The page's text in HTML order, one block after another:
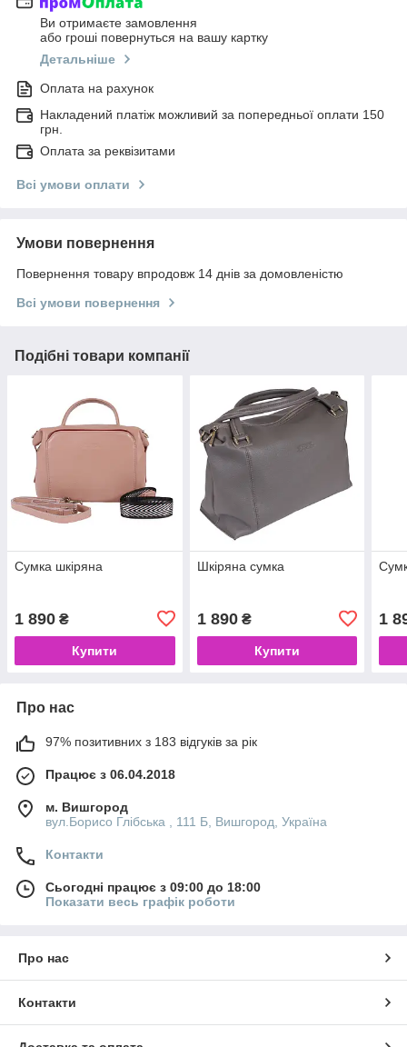
Ви отримаєте замовлення
або гроші повернуться на вашу картку
Детальніше
Оплата на рахунок
Накладений платіж можливий за попередньої оплати 150
грн.
Оплата за реквізитами
Всі умови оплати
Умови повернення
Повернення товару впродовж 14 днів за домовленістю
Всі умови повернення
Подібні товари компанії
Сумка шкіряна
1 890 ₴
Купити
Шкіряна сумка
1 890₴
Купити
1
Про нас
97% позитивних з 183 відгуків за рік
Працює з 06.04.2018
м. Вишгород
вул.Борисо Глібська , 111 Б, Вишгород, Україна
Контакти
Сьогодні працює з 09:00 до 18:00
Показати весь графік роботи
Про нас
Контакти